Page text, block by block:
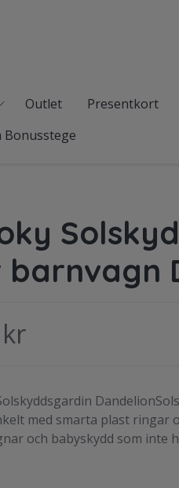
Outlet Presentkort
Bonusstege
med smarta plast ringar
och babyskydd som inte